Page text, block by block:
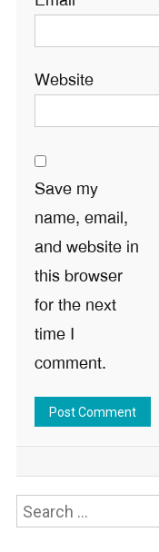
Website
Save my
name, email,
and website in
this browser
for the next
time I
comment.